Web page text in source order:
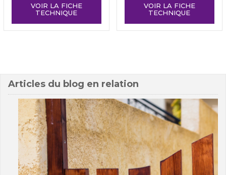
VOIR LA FICHE
TECHNIQUE
VOIR LA FICHE
TECHNIQUE
Articles du blog en relation